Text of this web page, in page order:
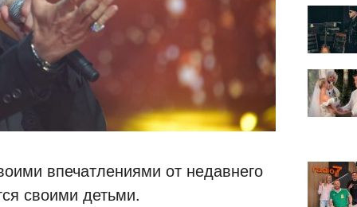
впечатлениями от недавнего
своими детьми.